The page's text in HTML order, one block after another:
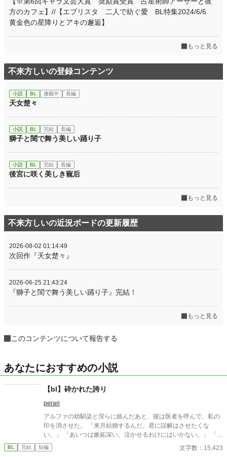
方のカフェ】//【エブリスタ 二人で紡ぐ愛 BL特集2024/6/6
黄金色の星降りとアキの邂逅】
もっと見る
不来方しいの登録コンテンツ
小説 BL 連載中 長編
天女楚々
小説 BL 完結 長編
獅子と閨で舞う美しい踊り子
小説 BL 完結 長編
後宮に咲く美しき寵后
もっと見る
不来方しいの近況ボードの更新履歴
2026-08-02 01:14:49
次回作『天女楚々』
2026-06-25 21:43:24
『獅子と閨で舞う美しい踊り子』完結！
もっと見る
このコンテンツについて報告する
あなたにおすすめの小説
【bl】砕かれた誇り
perari
アルファの幼馴染と淫らに絡んだあと、彼は医者を呼んで、私の
印を消させた。 「来月結婚するんだ。君に誤解はさせたくな
い。」 「あいつは嫉妬深い。泣かせるわけにはいかない。」 「君
ももう年頃の残り物のオメガだろ？ 俺の印をつけたまま、他の
アルファとお見合いするなんてありえない。」 彼は冷たく、けれ
BL 完結 短編 文字数：15,423